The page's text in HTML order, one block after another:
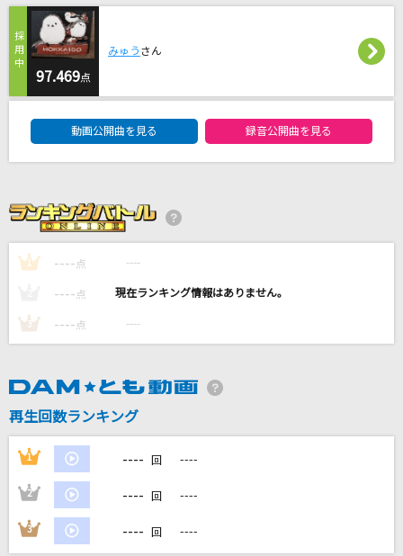
[生音]TAXI～4th LIVE TOUR ver.～
17分間
乃木坂46
[生音]都落ち
ヨルシカ
[生音]さよならエレジー
菅田将暉
Climax Jump
Get Out
JYJ [ジェイワイジェイ]
DAMの新曲・ランキングなど
97.469点
みゅう さん
動画公開曲を見る 録音公開曲を見る
1 ---- 点 ----
---- 点 ----
3 ---- 点 ----
再生回数ランキング
1 ---- 回 ----
2 ---- 回 ----
3 ---- 回 ----